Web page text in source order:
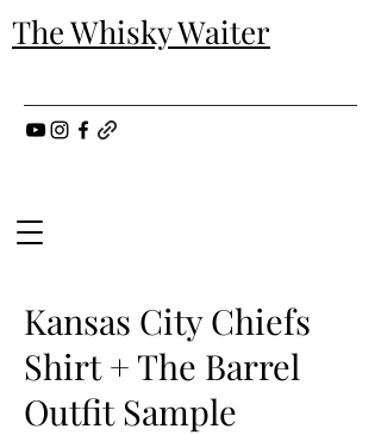
The Whisky Waiter
Kansas City Chiefs
Shirt + The Barrel
Outfit Sample